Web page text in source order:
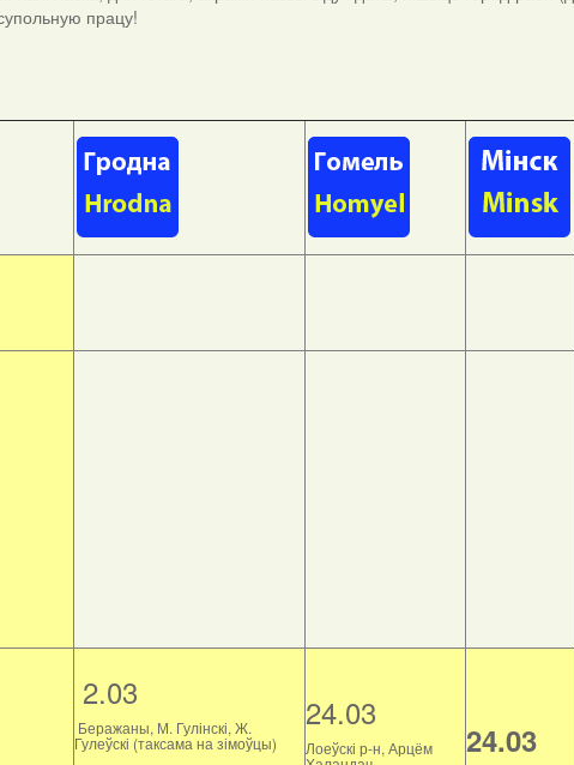
працу!
2.03
Беражаны, М. Гулінскі, Ж.
Гулеўскі (таксама на зімоўцы)
24.03
Лоеўскі р-н, Арцём 24.03